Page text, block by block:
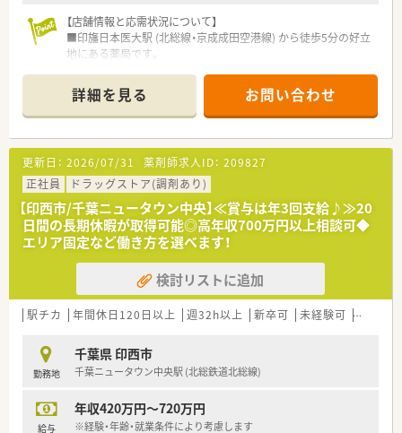
■患者様の健康相談に親身になって応じることができる、高いホ
スピタリティとコミュニケーション能力を兼ね備えた方が活躍
中です。
■セルフメディケーションに興味を持ち、OTC販売やビューティ
ーケアに関しても積極的に知識を吸収しようとする姿勢の方が
目立ちます。
■効率的な店舗運営を目指してチームワークを大切にする方が
多く、お互いをフォローし合いながら質の高い医療サービスを提
供しています。
【店舗情報と応需状況について】
■印旛日本医大駅 (北総線・京成成田空港線) から徒歩5分の好立
地にある薬局です。
しています。
■薬剤師は常勤3名体制で、多岐にわたる処方箋に丁寧に対応し
ています。
【やりがい/おすすめポイント】
■大学病院からの多種多様な処方箋を通じて、高度な薬学管理ス
キルが身に付きます。
■患者様からの様々な問い合わせに丁寧に応えることで、地域医
療への貢献を実感できます。
■調剤業務に専念できる環境が整備されており、専門性を高めな
がら働けます。
【こんな取り組みをしています】
■薬剤師の育成に力を注いでおり、研修認定薬剤師制度の取得を
奨励しています。
援する環境です。
■自社の保健師や管理栄養士が中心となり、社員の健康サポート
を実施しています。
【職場環境と雰囲気】
■ドラッグストア併設店ですが、調剤業務に専念できる完全分業
詳細を見る お問い合わせ
更新日： 2026/07/31 薬剤師求人ID： 209827
正社員
ドラッグストア(調剤あり)
【印西市/千葉ニュータウン中央】≪賞与は年3回支給♪≫20
日間の長期休暇が取得可能◎高年収700万円以上相談可◆
エリア固定など働き方を選べます！
検討リストに追加
駅チカ 年間休日120日以上 週32h以上 新卒可 未経験可 ブラン
勤務地
千葉県 印西市
千葉ニュータウン中央駅 (北総鉄道北総線)
給与
年収420万円～720万円
※経験・年齢・就業条件により考慮します